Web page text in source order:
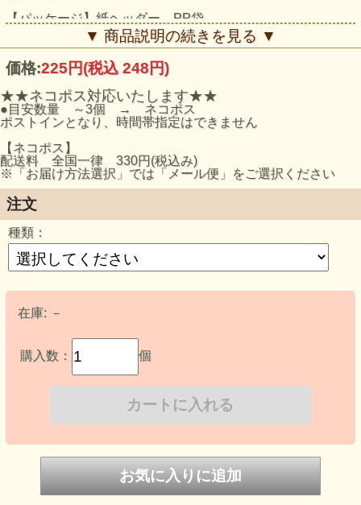
【パッケージ】紙ヘッダー、PP袋
【本体サイズ】アクリル部分：約H48×43mm
▼ 商品説明の続きを見る ▼
価格:225円(税込 248円)
★★ネコポス対応いたします★★
●目安数量 ～3個 → ネコポス
ポストインとなり、時間帯指定はできません
【ネコポス】
配送料 全国一律 330円(税込み)
※「お届け方法選択」では「メール便」をご選択ください
注文
種類：
在庫: －
購入数： 個